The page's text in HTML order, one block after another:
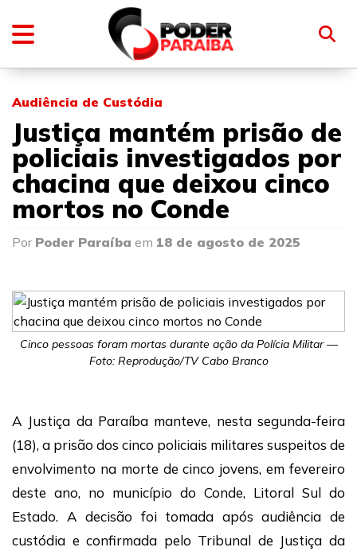
Audiência de Custódia
Justiça mantém prisão de
policiais investigados por
chacina que deixou cinco
mortos no Conde
Por Poder Paraíba em 18 de agosto de 2025
Cinco pessoas foram mortas durante ação da Polícia Militar —
Foto: Reprodução/TV Cabo Branco
A Justiça da Paraíba manteve, nesta segunda-feira
(18), a prisão dos cinco policiais militares suspeitos de
envolvimento na morte de cinco jovens, em fevereiro
deste ano, no município do Conde, Litoral Sul do
Estado. A decisão foi tomada após audiência de
custódia e confirmada pelo Tribunal de Justiça da